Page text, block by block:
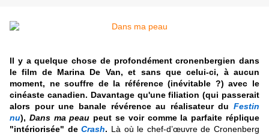
Il y a quelque chose de profondément cronenbergien dans
le film de Marina De Van, et sans que celui-ci, à aucun
moment, ne souffre de la référence (inévitable ?) avec le
cinéaste canadien. Davantage qu'une filiation (qui passerait
alors pour une banale révérence au réalisateur du Festin
nu), Dans ma peau peut se voir comme la parfaite réplique
"intériorisée" deCrash. Là où le chef-d’œuvre de Cronenberg